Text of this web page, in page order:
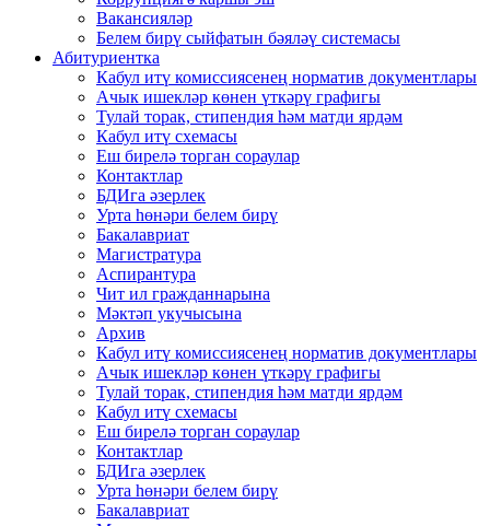
Вакансияләр
Белем бирү сыйфатын бәяләү системасы
Абитуриентка
Кабул итү комиссиясенең норматив документлары
Ачык ишекләр көнен үткәрү графигы
Тулай торак, стипендия һәм матди ярдәм
Кабул итү схемасы
Еш бирелә торган сораулар
Контактлар
БДИга әзерлек
Урта һөнәри белем бирү
Бакалавриат
Магистратура
Аспирантура
Чит ил гражданнарына
Мәктәп укучысына
Архив
Кабул итү комиссиясенең норматив документлары
Ачык ишекләр көнен үткәрү графигы
Тулай торак, стипендия һәм матди ярдәм
Кабул итү схемасы
Еш бирелә торган сораулар
Контактлар
БДИга әзерлек
Урта һөнәри белем бирү
Бакалавриат